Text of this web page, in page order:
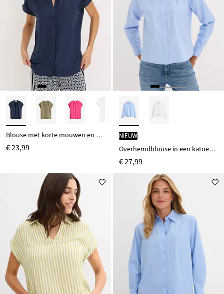
Blouse met korte mouwen en blinde knoopsluiting
€ 23,99
Nieuw
Overhemdblouse in een katoenmix
€ 27,99